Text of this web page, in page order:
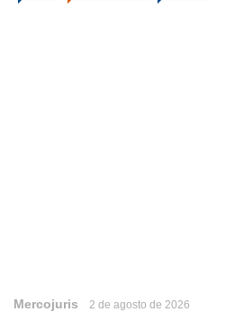
Mercojuris 2 de agosto de 2026